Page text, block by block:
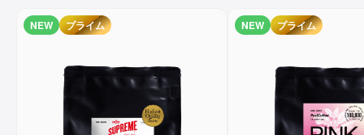
NEW プライム NEW プライム